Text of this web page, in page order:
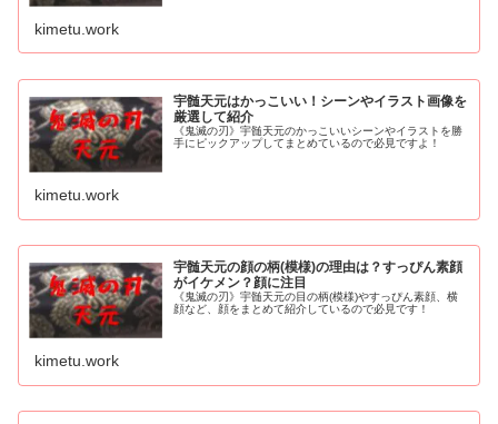
kimetu.work
宇髄天元はかっこいい！シーンやイラスト画像を
厳選して紹介
《鬼滅の刃》宇髄天元のかっこいいシーンやイラストを勝
手にピックアップしてまとめているので必見ですよ！
kimetu.work
宇髄天元の顔の柄(模様)の理由は？すっぴん素顔
がイケメン？顔に注目
《鬼滅の刃》宇髄天元の目の柄(模様)やすっぴん素顔、横
顔など、顔をまとめて紹介しているので必見です！
kimetu.work